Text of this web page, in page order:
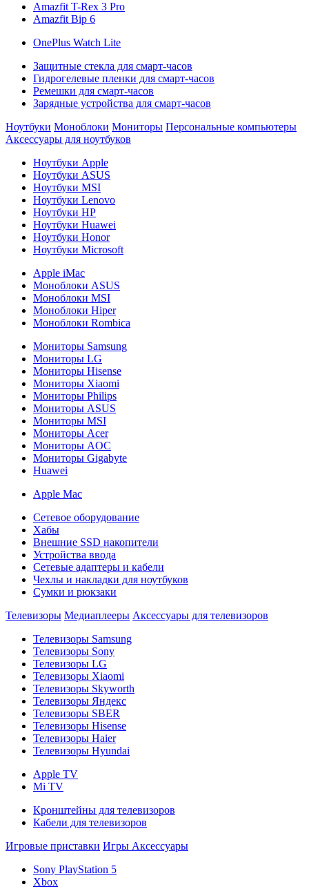
Amazfit T-Rex 3 Pro
Amazfit Bip 6
OnePlus Watch Lite
Защитные стекла для смарт-часов
Гидрогелевые пленки для смарт-часов
Ремешки для смарт-часов
Зарядные устройства для смарт-часов
Ноутбуки Моноблоки Мониторы Персональные компьютеры
Аксессуары для ноутбуков
Ноутбуки Apple
Ноутбуки ASUS
Ноутбуки MSI
Ноутбуки Lenovo
Ноутбуки HP
Ноутбуки Huawei
Ноутбуки Honor
Ноутбуки Microsoft
Apple iMac
Моноблоки ASUS
Моноблоки MSI
Моноблоки Hiper
Моноблоки Rombica
Мониторы Samsung
Мониторы LG
Мониторы Hisense
Мониторы Xiaomi
Мониторы Philips
Мониторы ASUS
Мониторы MSI
Мониторы Acer
Мониторы AOC
Мониторы Gigabyte
Huawei
Apple Mac
Сетевое оборудование
Хабы
Внешние SSD накопители
Устройства ввода
Сетевые адаптеры и кабели
Чехлы и накладки для ноутбуков
Сумки и рюкзаки
Телевизоры Медиаплееры Аксессуары для телевизоров
Телевизоры Samsung
Телевизоры Sony
Телевизоры LG
Телевизоры Xiaomi
Телевизоры Skyworth
Телевизоры Яндекс
Телевизоры SBER
Телевизоры Hisense
Телевизоры Haier
Телевизоры Hyundai
Apple TV
Mi TV
Кронштейны для телевизоров
Кабели для телевизоров
Игровые приставки Игры Аксессуары
Sony PlayStation 5
Xbox